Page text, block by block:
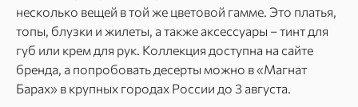
несколько вещей в той же цветовой гамме. Это платья,
топы, блузки и жилеты, а также аксессуары – тинт для
губ или крем для рук. Коллекция доступна на сайте
бренда, а попробовать десерты можно в «Магнат
Барах» в крупных городах России до 3 августа.